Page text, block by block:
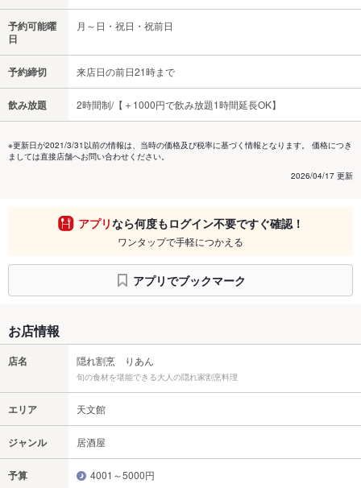
予約可能曜
日
月～日・祝日・祝前日
予約締切 来店日の前日21時まで
飲み放題 2時間制/【＋1000円で飲み放題1時間延長OK】
※更新日が2021/3/31以前の情報は、当時の価格及び税率に基づく情報となります。 価格につき
ましては直接店舗へお問い合わせください。
2026/04/17 更新
アプリなら何度もログイン不要ですぐ確認！
ワンタップで手軽につかえる
アプリでブックマーク
お店情報
店名 隠れ割烹 りあん
旬の食材を堪能できる大人の隠れ家割烹料理
エリア 天文館
ジャンル 居酒屋
予算 4001～5000円